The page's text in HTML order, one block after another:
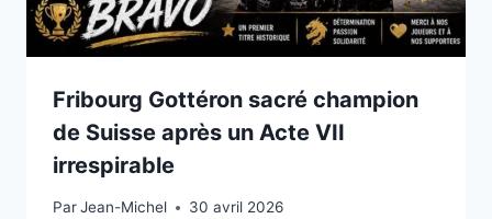
Fribourg Gottéron sacré champion
de Suisse après un Acte VII
irrespirable
ParJean-Michel
30 avril 2026 30 avril 2026